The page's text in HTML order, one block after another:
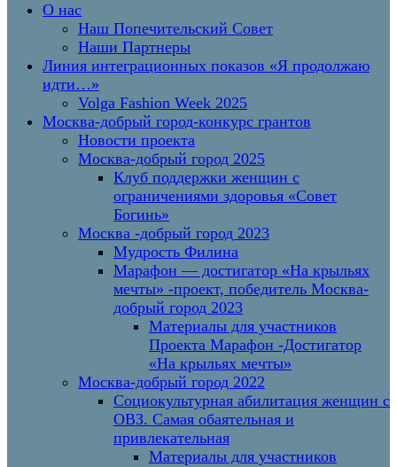
О нас
Наш Попечительский Совет
Наши Партнеры
Линия интеграционных показов «Я продолжаю
идти…»
Volga Fashion Week 2025
Москва-добрый город-конкурс грантов
Новости проекта
Москва-добрый город 2025
Клуб поддержки женщин с
ограничениями здоровья «Совет
Богинь»
Москва -добрый город 2023
Мудрость Филина
Марафон — достигатор «На крыльях
мечты» -проект, победитель Москва-
добрый город 2023
Материалы для участников
Проекта Марафон -Достигатор
«На крыльях мечты»
Москва-добрый город 2022
Социокультурная абилитация женщин с
ОВЗ. Самая обаятельная и
привлекательная
Материалы для участников